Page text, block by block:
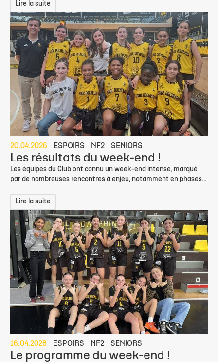
Lire la suite
20.04.2026 ESPOIRS NF2 SENIORS
Les résultats du week-end !
Les équipes du Club ont connu un week-end intense, marqué
par de nombreuses rencontres à enjeu, notamment en phases...
Lire la suite
16.04.2026 ESPOIRS NF2 SENIORS
Le programme du week-end !